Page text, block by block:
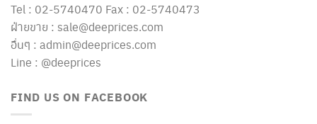
Tel : 02-5740470 Fax : 02-5740473
ฝ่ายขาย : sale@deeprices.com
อื่นๆ : admin@deeprices.com
Line : @deeprices
FIND US ON FACEBOOK